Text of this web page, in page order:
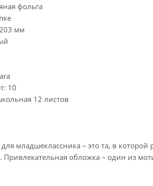
фольга
мм
10
12 листов
для младшеклассника – это та, в
Привлекательная обложка – один из